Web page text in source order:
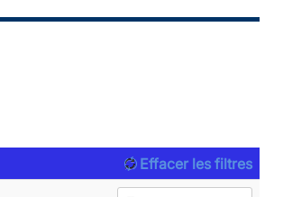
Effacer les filtres